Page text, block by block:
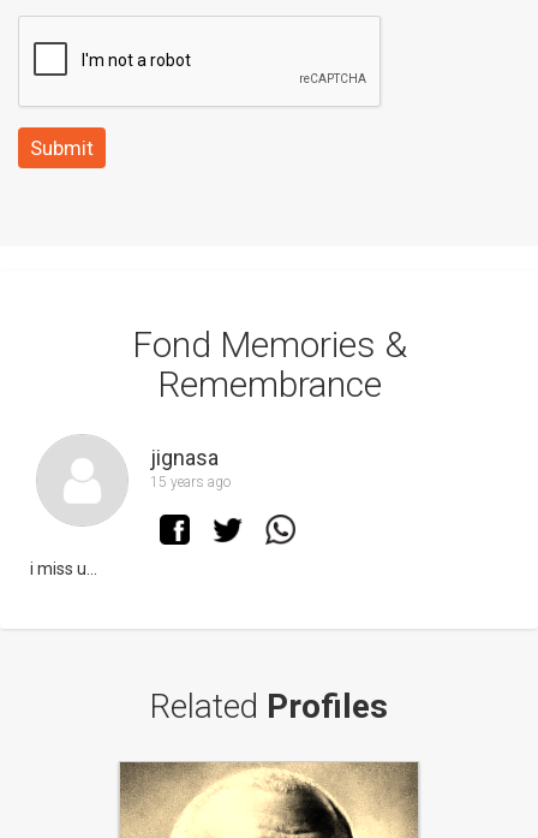
Submit
Fond Memories &
Remembrance
jignasa
15 years ago
i miss u...
Related Profiles